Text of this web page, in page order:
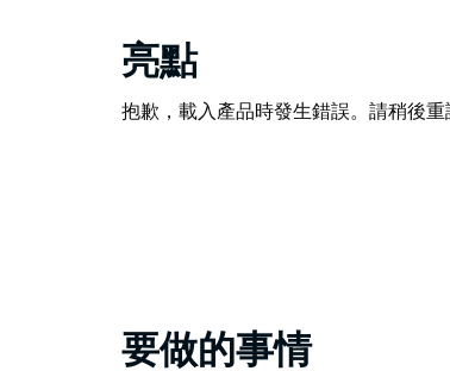
亮點
抱歉，載入產品時發生錯誤。請稍後重
要做的事情